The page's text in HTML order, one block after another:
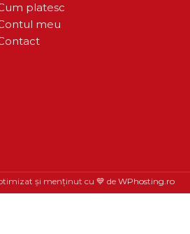
platesc
meu
și menținut cu 💙 de WPhosting.ro